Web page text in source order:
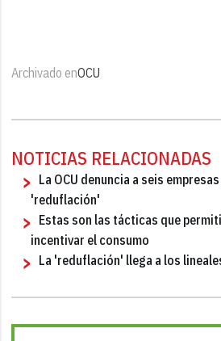
Archivado enOCU
NOTICIAS RELACIONADAS
La OCU denuncia a seis
'reduflación'
Estas son las tácticas que
incentivar el consumo
La 'reduflación' llega a los